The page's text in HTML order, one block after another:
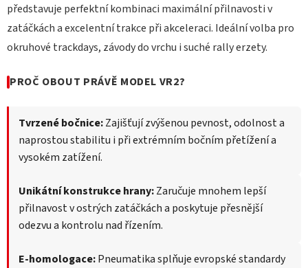
představuje perfektní kombinaci maximální přilnavosti v
zatáčkách a excelentní trakce při akceleraci. Ideální volba pro
okruhové trackdays, závody do vrchu i suché rally erzety.
PROČ OBOUT PRÁVĚ MODEL VR2?
Tvrzené bočnice:Zajišťují zvýšenou pevnost, odolnost a
naprostou stabilitu i při extrémním bočním přetížení a
vysokém zatížení.
Unikátní konstrukce hrany:Zaručuje mnohem lepší
přilnavost v ostrých zatáčkách a poskytuje přesnější
odezvu a kontrolu nad řízením.
E-homologace:Pneumatika splňuje evropské standardy